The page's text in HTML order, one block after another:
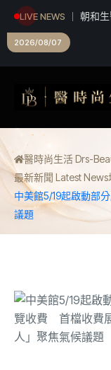
LIVE NEWS
朝和
2026/08/07
醫時尚生活 Drs-
最新新聞 Latest News
中美館5/19起啟動部
議題